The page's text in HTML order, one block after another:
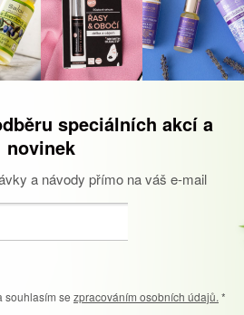
speciálních akcí a
novinek
a návody přímo na váš e-mail
souhlasím se zpracováním osobních údajů. *